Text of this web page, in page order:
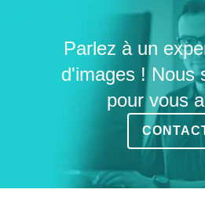
Parlez à un
d'images ! Nous
pour vous